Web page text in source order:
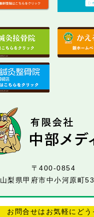
〒400-0854
山梨県甲府市中小河原町
お問合せはお気軽にどう